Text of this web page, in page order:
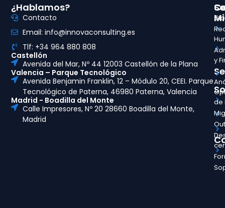
y
de
¿Hablamos?
Contacto
Email: info@innovaconsulting.es
Tlf: +34 964 880 808
Castellón
Avenida del Mar, Nº 44 12003 Castellón de la Plana
Valencia – Parque Tecnológico
Avenida Benjamin Franklin, 12 – Módulo 20, CEEI. Parque
Tecnológico de Paterna, 46980 Paterna, Valencia
Madrid - Boadilla del Monte
Calle Impresores, Nº 20 28660 Boadilla del Monte,
Madrid